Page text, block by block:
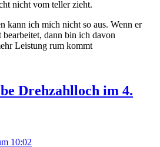
nicht vom teller zieht.
kann ich mich nicht so aus. Wenn er
dann bin ich davon
Leistung rum kommt
Drehzahlloch im 4.
10:02